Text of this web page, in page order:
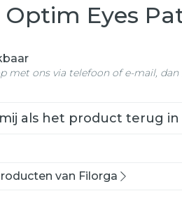
Eyes
als het product terug in
met ons via telefoon of e-mail,
van Filorga